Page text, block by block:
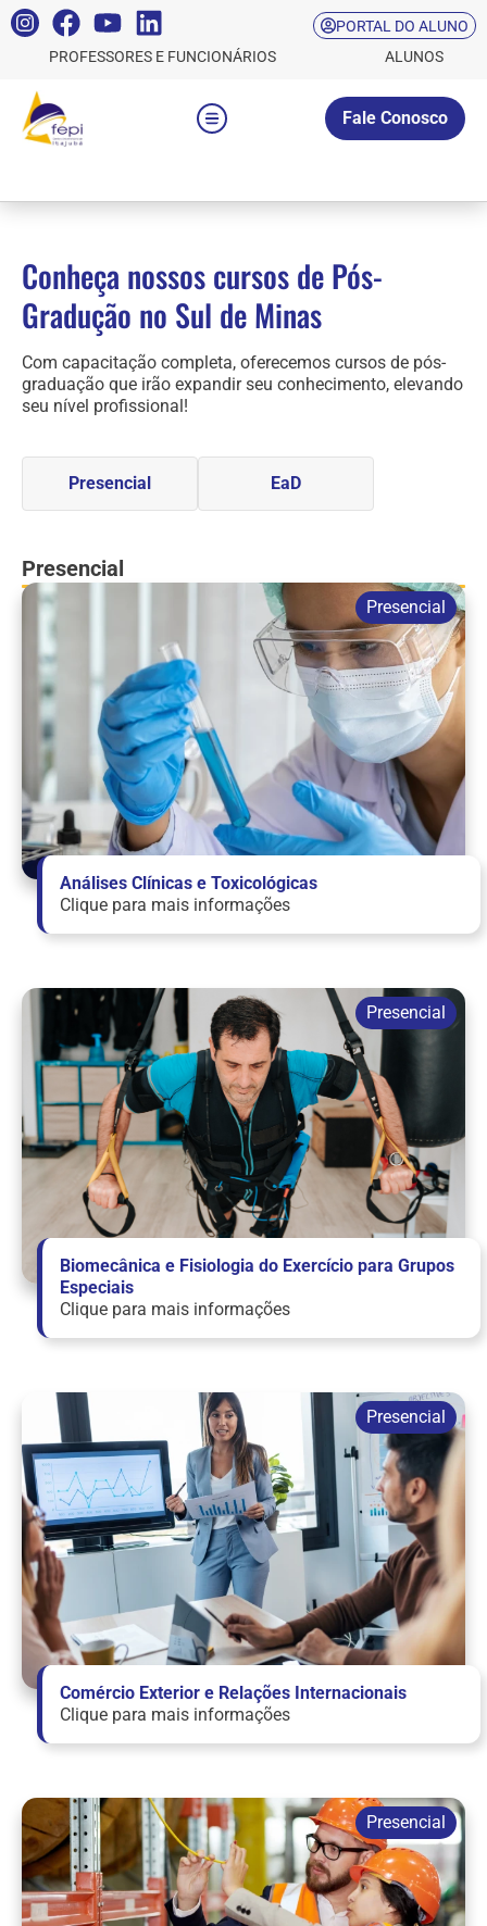
PORTAL DO ALUNO
PROFESSORES E FUNCIONÁRIOS
ALUNOS
Fale Conosco
Conheça nossos cursos de Pós-
Gradução no Sul de Minas
Com capacitação completa, oferecemos cursos de pós-
graduação que irão expandir seu conhecimento, elevando
seu nível profissional!
Presencial EaD
Presencial
Análises Clínicas e Toxicológicas
Clique para mais informações
Biomecânica e Fisiologia do Exercício para Grupos
Especiais
Clique para mais informações
Comércio Exterior e Relações Internacionais
Clique para mais informações